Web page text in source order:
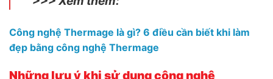
Công nghệ Thermage là gì? 6 điều cần biết khi làm
đẹp bằng công nghệ Thermage
Những lưu ý khi sử dụng công nghệ